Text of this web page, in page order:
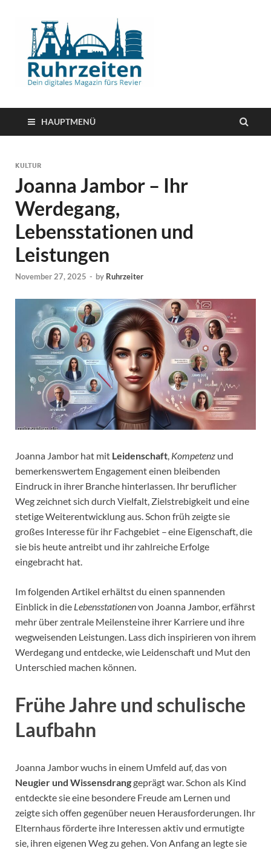
HAUPTMENÜ
KULTUR
Joanna Jambor – Ihr
Werdegang,
Lebensstationen und
Leistungen
November 27, 2025 - by Ruhrzeiter
Joanna Jambor hat mit Leidenschaft, Kompetenz und
bemerkenswertem Engagement einen bleibenden
Eindruck in ihrer Branche hinterlassen. Ihr beruflicher
Weg zeichnet sich durch Vielfalt, Zielstrebigkeit und eine
stetige Weiterentwicklung aus. Schon früh zeigte sie
großes Interesse für ihr Fachgebiet – eine Eigenschaft, die
sie bis heute antreibt und ihr zahlreiche Erfolge
eingebracht hat.
Im folgenden Artikel erhältst du einen spannenden
Einblick in die Lebensstationenvon Joanna Jambor, erfährst
mehr über zentrale Meilensteine ihrer Karriere und ihre
wegweisenden Leistungen. Lass dich inspirieren von ihrem
Werdegang und entdecke, wie Leidenschaft und Mut den
Unterschied machen können.
Frühe Jahre und schulische
Laufbahn
Joanna Jambor wuchs in einem Umfeld auf, das von
Neugier und Wissensdranggeprägt war. Schon als Kind
entdeckte sie eine besondere Freude am Lernen und
zeigte sich offen gegenüber neuen Herausforderungen. Ihr
Elternhaus förderte ihre Interessen aktiv und ermutigte
sie, ihren eigenen Weg zu gehen. Von Anfang an legte sie